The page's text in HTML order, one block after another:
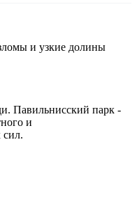
и узкие долины
Павильнисский парк -
и
сил.